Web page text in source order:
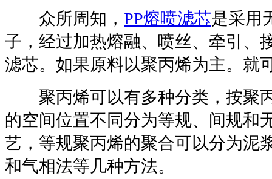
众所周知， PP熔喷滤芯是采用
子，经过加热熔融、喷丝、牵引、
滤芯。如果原料以聚丙烯为主。就
聚丙烯可以有多种分类，按聚
的空间位置不同分为等规、间规和
艺，等规聚丙烯的聚合可以分为泥
和气相法等几种方法。